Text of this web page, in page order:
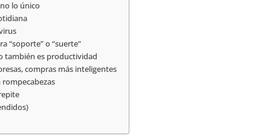
lo único
“soporte” o “suerte”
también es productividad
compras más inteligentes
rompecabezas